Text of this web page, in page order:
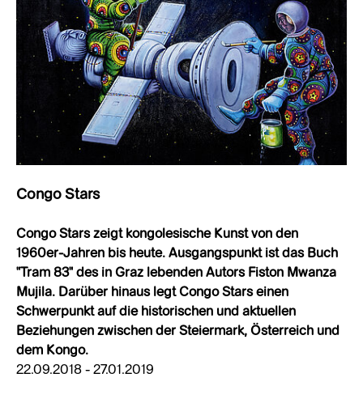
Congo Stars
Congo Stars zeigt kongolesische Kunst von den
1960er-Jahren bis heute. Ausgangspunkt ist das Buch
"Tram 83" des in Graz lebenden Autors Fiston Mwanza
Mujila. Darüber hinaus legt Congo Stars einen
Schwerpunkt auf die historischen und aktuellen
Beziehungen zwischen der Steiermark, Österreich und
dem Kongo.
22.09.2018 - 27.01.2019